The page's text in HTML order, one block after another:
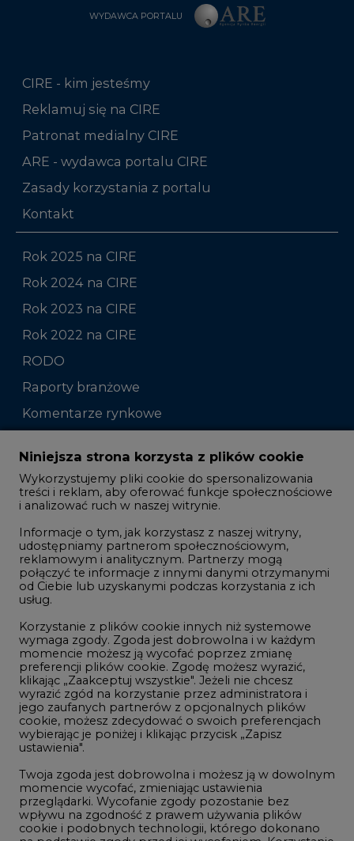
WYDAWCA PORTALU
CIRE - kim jesteśmy
Reklamuj się na CIRE
Patronat medialny CIRE
ARE - wydawca portalu CIRE
Zasady korzystania z portalu
Kontakt
Rok 2025 na CIRE
Rok 2024 na CIRE
Rok 2023 na CIRE
Rok 2022 na CIRE
RODO
Raporty branżowe
Komentarze rynkowe
Zmiany kadrowe na rynku
Studio CIRE
Rozmowy o energetyce
Gospodarka
Geopolityka
LTE450
Innowacje i AI
Telekomunikacja i IT
Handel emisjami CO2
Wodór
Górnictwo
Atom
Fotowoltaika
Niniejsza strona korzysta z plików cookie
Wykorzystujemy pliki cookie do spersonalizowania
treści i reklam, aby oferować funkcje społecznościowe
i analizować ruch w naszej witrynie.
Informacje o tym, jak korzystasz z naszej witryny,
udostępniamy partnerom społecznościowym,
reklamowym i analitycznym. Partnerzy mogą
połączyć te informacje z innymi danymi otrzymanymi
od Ciebie lub uzyskanymi podczas korzystania z ich
usług.
Korzystanie z plików cookie innych niż systemowe
wymaga zgody. Zgoda jest dobrowolna i w każdym
momencie możesz ją wycofać poprzez zmianę
preferencji plików cookie. Zgodę możesz wyrazić,
klikając „Zaakceptuj wszystkie". Jeżeli nie chcesz
wyrazić zgód na korzystanie przez administratora i
jego zaufanych partnerów z opcjonalnych plików
cookie, możesz zdecydować o swoich preferencjach
wybierając je poniżej i klikając przycisk „Zapisz
ustawienia".
Twoja zgoda jest dobrowolna i możesz ją w dowolnym
momencie wycofać, zmieniając ustawienia
przeglądarki. Wycofanie zgody pozostanie bez
wpływu na zgodność z prawem używania plików
cookie i podobnych technologii, którego dokonano